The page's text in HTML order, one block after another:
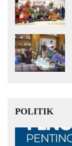
POLITIK